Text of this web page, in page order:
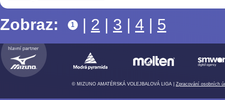
Zobraz:
1 | 2 | 3 | 4 | 5
© MIZUNO AMATÉRSKÁ VOLEJBALOVÁ LIGA | Zpracování osobních